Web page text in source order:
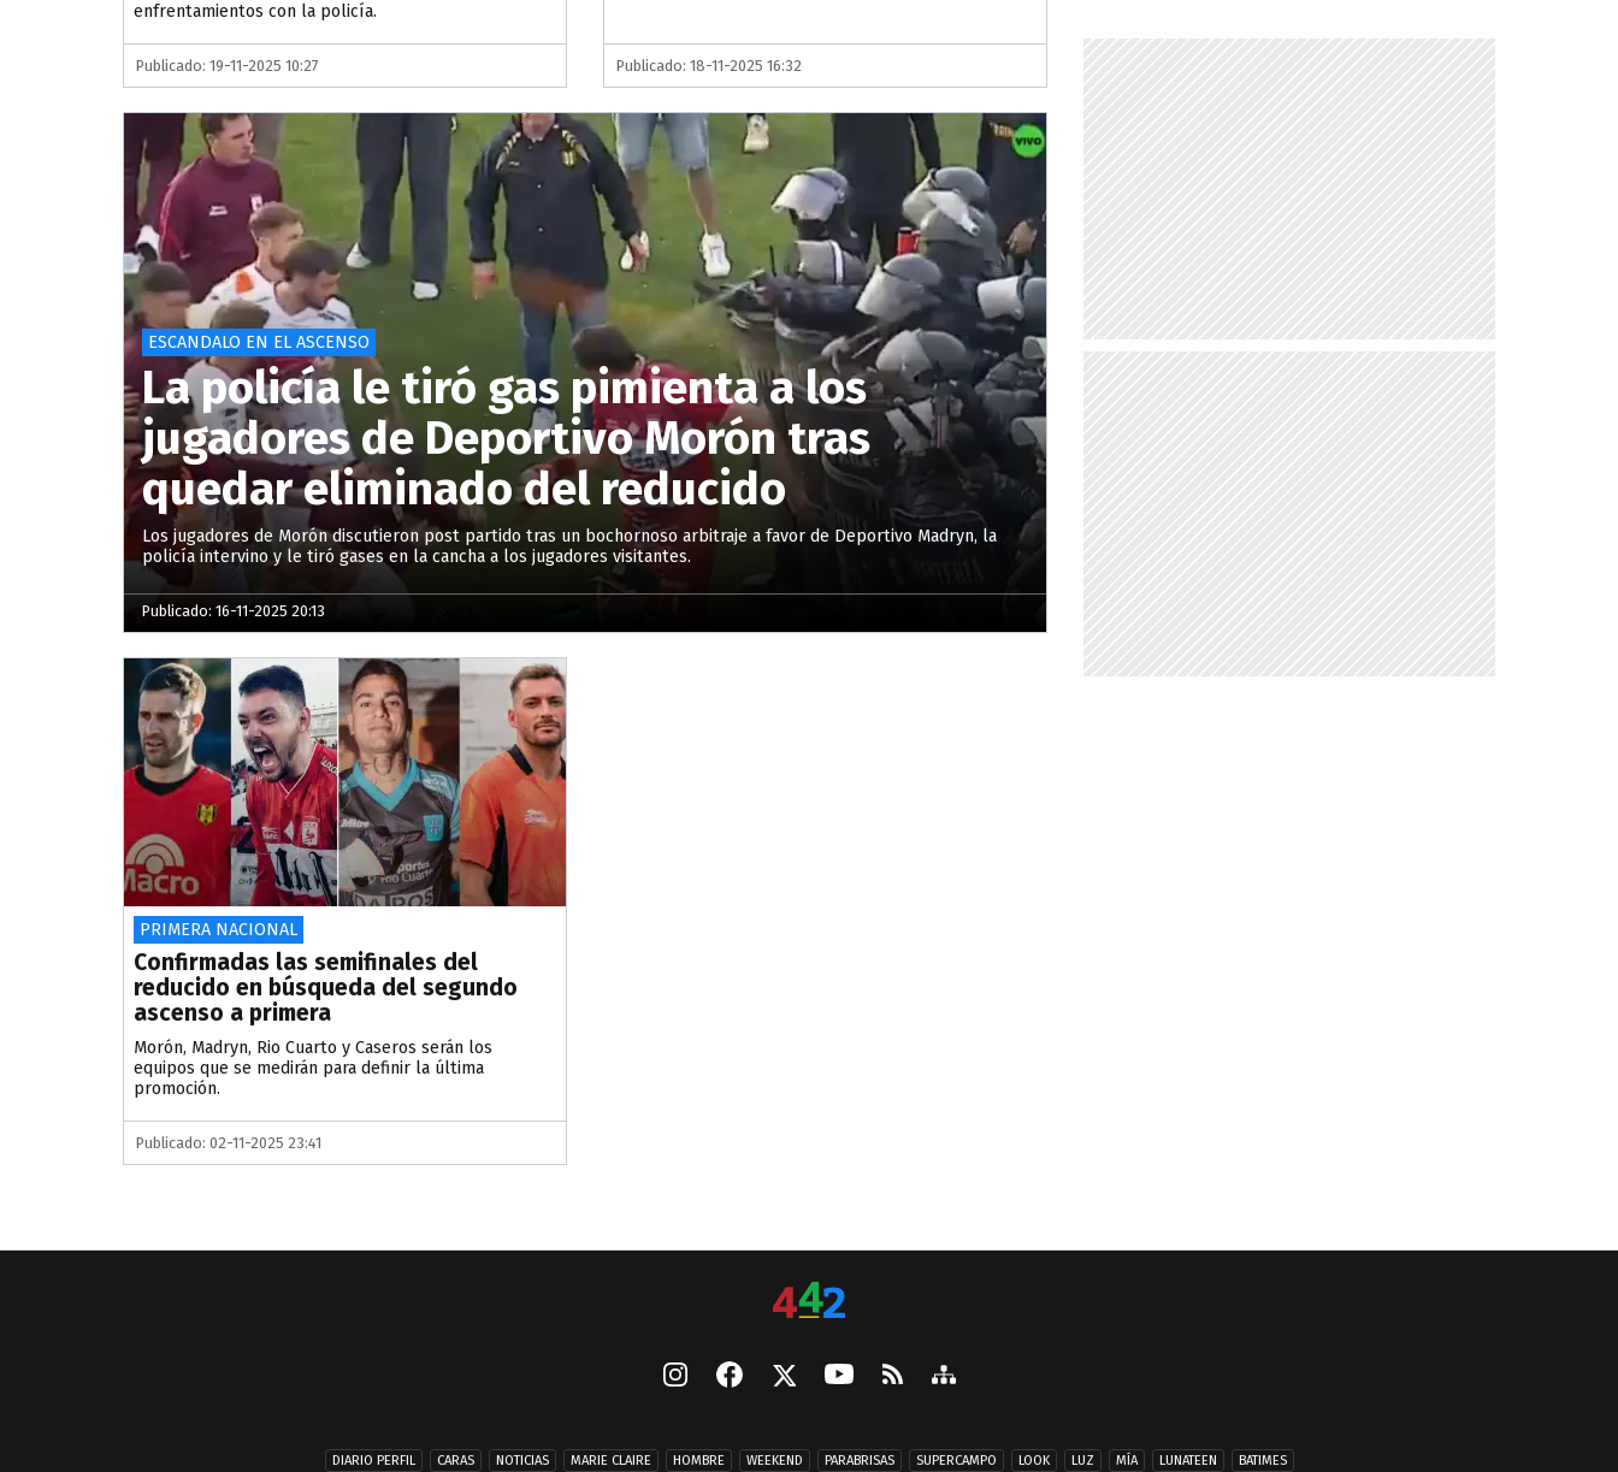
enfrentamientos con la policía.
Publicado: 19-11-2025 10:27 Publicado: 18-11-2025 16:32
ESCANDALO EN EL ASCENSO
La policía le tiró gas pimienta a los
jugadores de Deportivo Morón tras
quedar eliminado del reducido
Los jugadores de Morón discutieron post partido tras un bochornoso arbitraje a favor de Deportivo Madryn, la
policía intervino y le tiró gases en la cancha a los jugadores visitantes.
Publicado: 16-11-2025 20:13
PRIMERA NACIONAL
Confirmadas las semifinales del
reducido en búsqueda del segundo
ascenso a primera
Morón, Madryn, Rio Cuarto y Caseros serán los
equipos que se medirán para definir la última
promoción.
Publicado: 02-11-2025 23:41
DIARIO PERFIL CARAS NOTICIAS MARIE CLAIRE HOMBRE WEEKEND PARABRISAS SUPERCAMPO LOOK LUZ MÍA LUNATEEN BATIMES